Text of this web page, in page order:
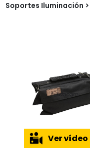
Soportes Iluminación
Ver vídeo